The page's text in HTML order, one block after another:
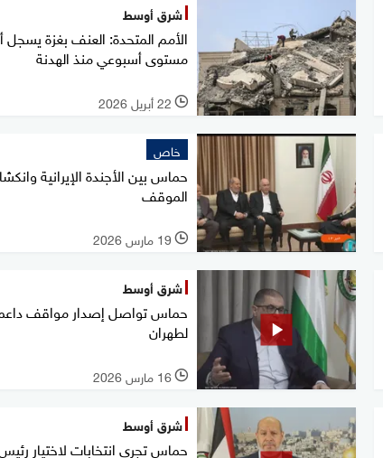
شرق أوسط
الأمم المتحدة: العنف بغزة يسجل
مستوى أسبوعي منذ الهدنة
l 22 أبريل 2026
خاص
حماس بين الأجندة الإيرانية
الموقف
l 19 مارس 2026
شرق أوسط
حماس تواصل إصدار مواقف
لطهران
l 16 مارس 2026
شرق أوسط
حماس تجري انتخابات لاختيار